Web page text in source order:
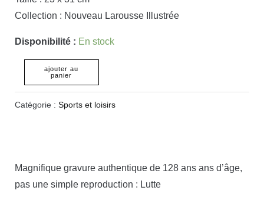
Collection : Nouveau Larousse Illustrée
Disponibilité : En stock
ajouter au
panier
Catégorie : Sports et loisirs
Magnifique gravure authentique de 128 ans ans d’âge,
pas une simple reproduction : Lutte